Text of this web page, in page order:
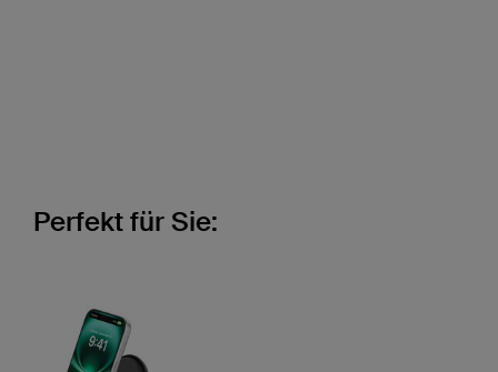
Perfekt für Sie: